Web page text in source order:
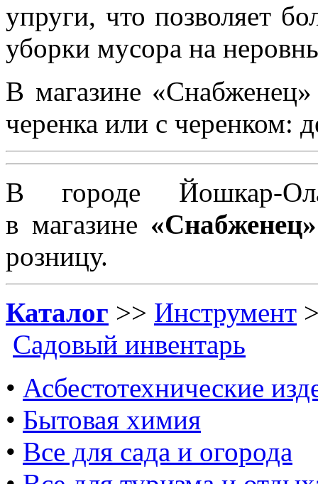
упруги, что позволяет
уборки мусора на
В магазине
черенка или с черенком:
В городе Йошкар-
в магазине «Снабженец»
розницу.
Каталог >> Инструмент
Садовый инвентарь
• Асбестотехнические
• Бытовая химия
• Все для сада и огорода